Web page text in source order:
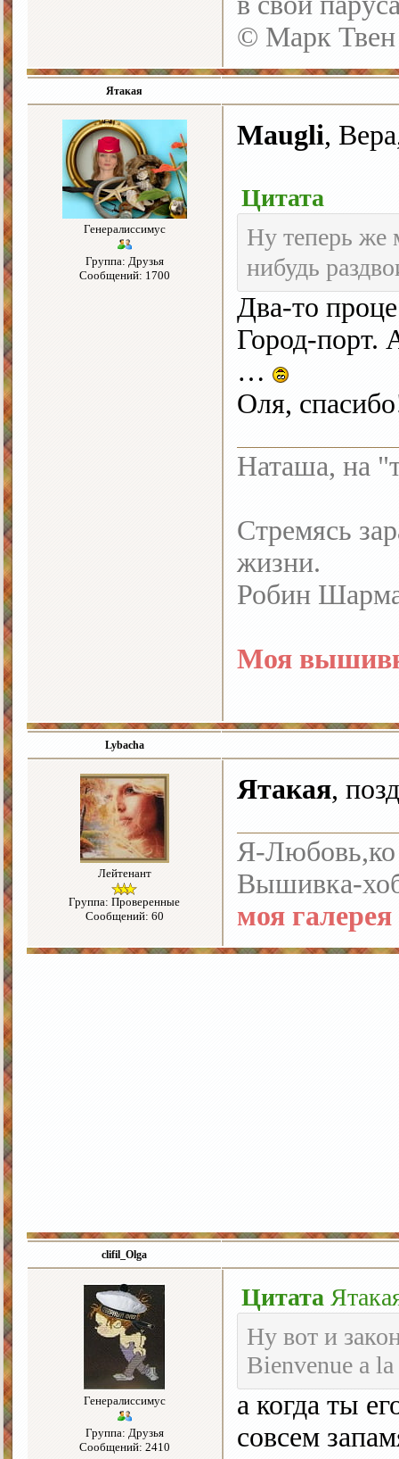
© Марк Твен
Ятакая
Генералиссимус
Группа: Друзья
Сообщений: 1700
Maugli,
Цитата
Ну теперь же
нибудь
Два-то
Город-порт.
…
Оля,
Наташа, на
Стремясь
жизни.
Робин
Моя
Lybacha
Лейтенант
Группа: Проверенные
Сообщений: 60
Ятакая,
Я-
Вышивка-
моя галерея
clifil_Olga
Генералиссимус
Группа: Друзья
Сообщений: 2410
Цитата
Ну вот и
Bienvenue a
а когда ты
совсем